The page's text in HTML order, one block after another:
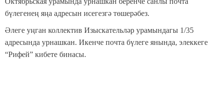
бүлегенең яңа адресын исегезгә төшерәбез.
Әлеге уңган коллектив Изыскательләр урамындагы 1/35
адресында урнашкан. Икенче почта бүлеге янында, элеккеге
“Рифей” кибете бинасы.